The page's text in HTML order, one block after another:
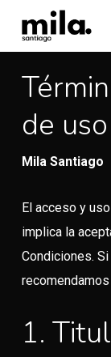
content
de uso
Mila Santiago
El acceso y
implica la
Condiciones.
1.